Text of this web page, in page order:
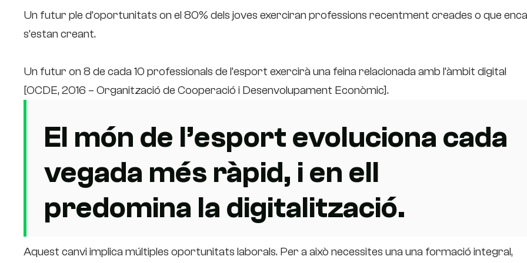
Un futur ple d’oportunitats on el 80% dels joves exerciran professions recentment creades o que
s’estan creant.
Un futur on 8 de cada 10 professionals de l’esport exercirà una feina relacionada amb l’àmbit digital
[OCDE, 2016 – Organització de Cooperació i Desenvolupament Econòmic].
El món de l’esport evoluciona cada
vegada més ràpid, i en ell
predomina la digitalització.
Aquest canvi implica múltiples oportunitats laborals. Per a això necessites unauna formació integral,